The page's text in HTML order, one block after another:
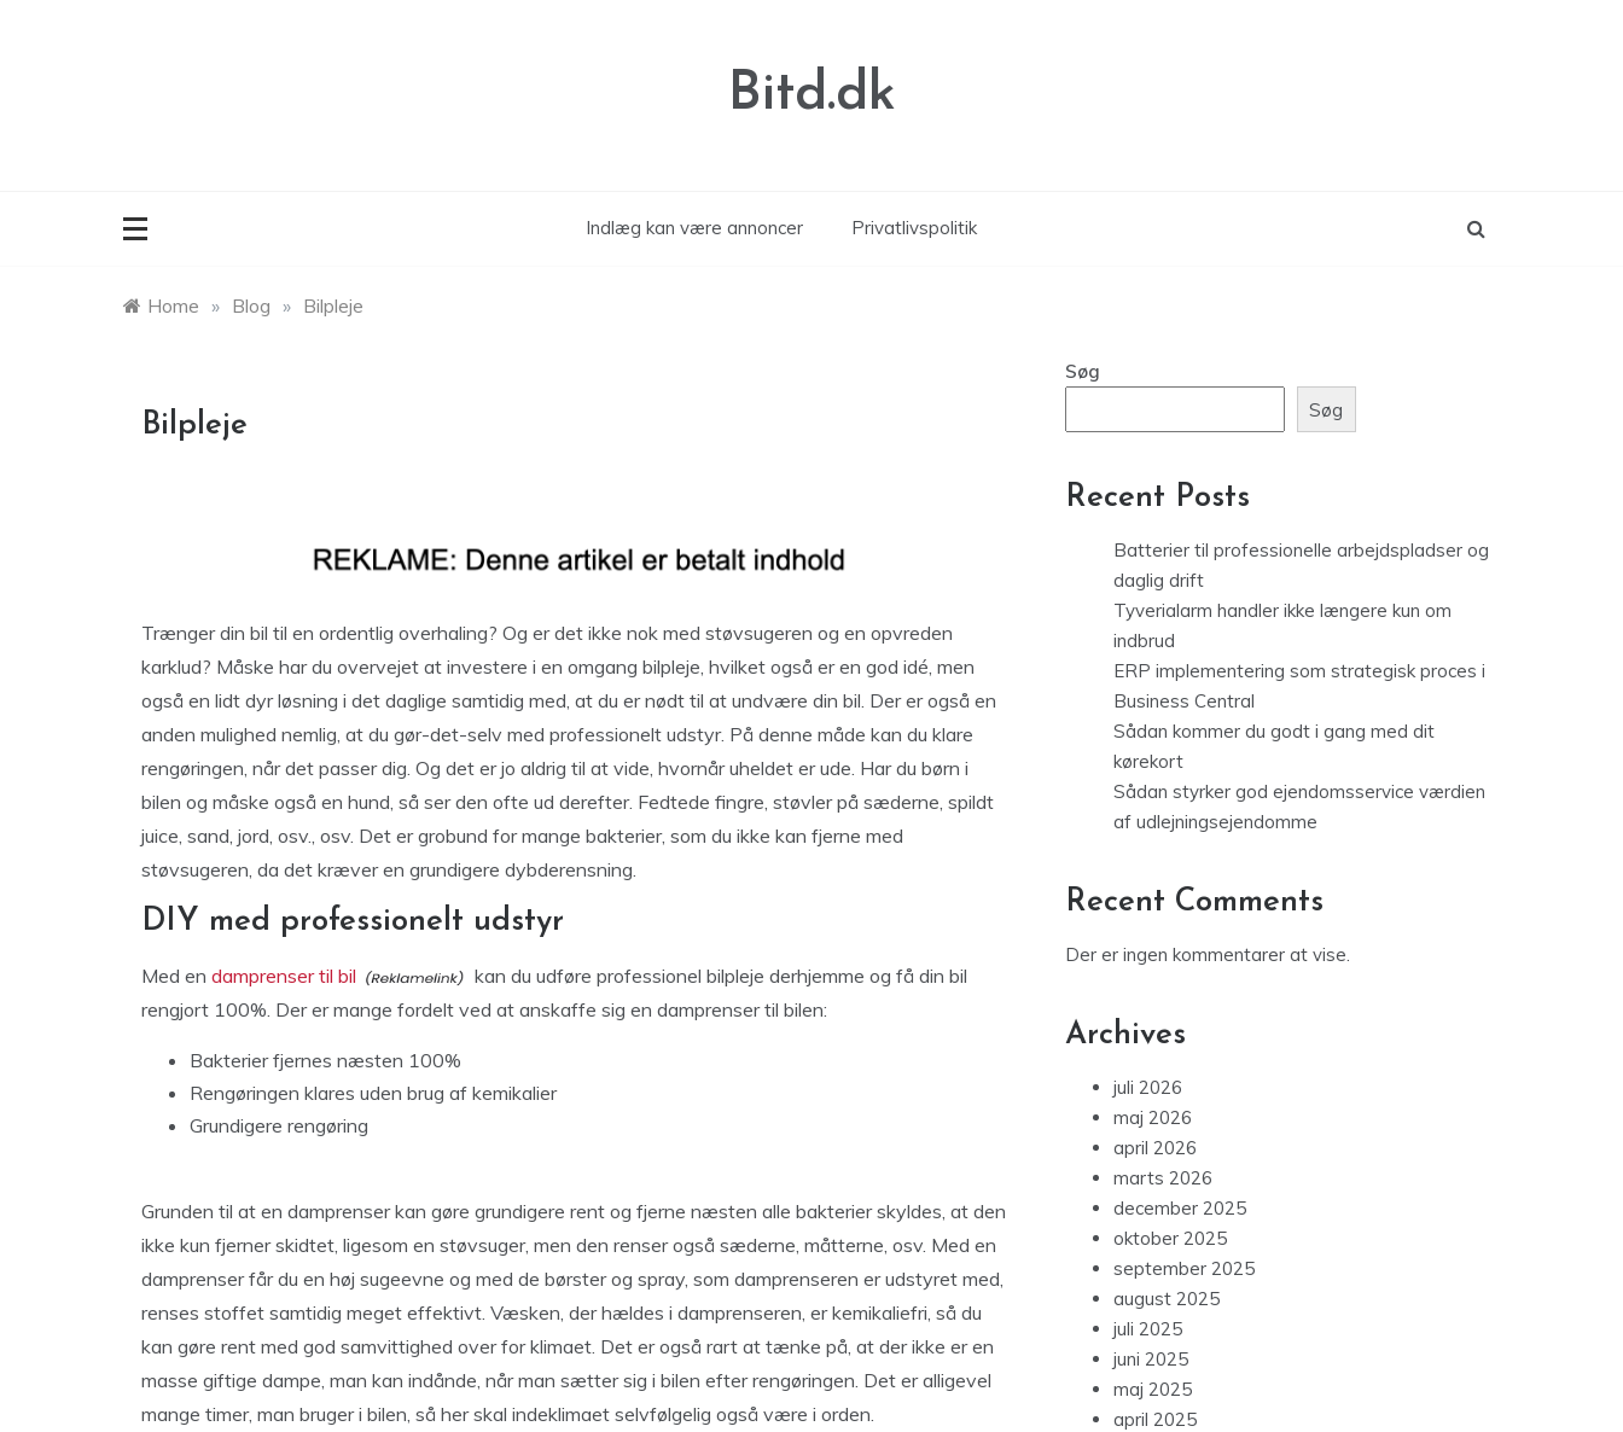
Bitd.dk
Indlæg kan være annoncer Privatlivspolitik
Home » Blog » Bilpleje
Bilpleje
Trænger din bil til en ordentlig overhaling? Og er det ikke nok med støvsugeren og en opvreden
karklud? Måske har du overvejet at investere i en omgang bilpleje, hvilket også er en god idé, men
også en lidt dyr løsning i det daglige samtidig med, at du er nødt til at undvære din bil. Der er også en
anden mulighed nemlig, at du gør-det-selv med professionelt udstyr. På denne måde kan du klare
rengøringen, når det passer dig. Og det er jo aldrig til at vide, hvornår uheldet er ude. Har du børn i
bilen og måske også en hund, så ser den ofte ud derefter. Fedtede fingre, støvler på sæderne, spildt
juice, sand, jord, osv., osv. Det er grobund for mange bakterier, som du ikke kan fjerne med
støvsugeren, da det kræver en grundigere dybderensning.
DIY med professionelt udstyr
Med en damprenser til bil
kan du udføre professionel bilpleje derhjemme og få din bil
rengjort 100%. Der er mange fordelt ved at anskaffe sig en damprenser til bilen:
Bakterier fjernes næsten 100%
Rengøringen klares uden brug af kemikalier
Grundigere rengøring
Grunden til at en damprenser kan gøre grundigere rent og fjerne næsten alle bakterier skyldes, at den
ikke kun fjerner skidtet, ligesom en støvsuger, men den renser også sæderne, måtterne, osv. Med en
damprenser får du en høj sugeevne og med de børster og spray, som damprenseren er udstyret med,
renses stoffet samtidig meget effektivt. Væsken, der hældes i damprenseren, er kemikaliefri, så du
kan gøre rent med god samvittighed over for klimaet. Det er også rart at tænke på, at der ikke er en
masse giftige dampe, man kan indånde, når man sætter sig i bilen efter rengøringen. Det er alligevel
mange timer, man bruger i bilen, så her skal indeklimaet selvfølgelig også være i orden.
Søg
Søg
Recent Posts
Batterier til professionelle arbejdspladser og
daglig drift
Tyverialarm handler ikke længere kun om
indbrud
ERP implementering som strategisk proces i
Business Central
Sådan kommer du godt i gang med dit
kørekort
Sådan styrker god ejendomsservice værdien
af udlejningsejendomme
Recent Comments
Der er ingen kommentarer at vise.
Archives
juli 2026
maj 2026
april 2026
marts 2026
december 2025
oktober 2025
september 2025
august 2025
juli 2025
juni 2025
maj 2025
april 2025